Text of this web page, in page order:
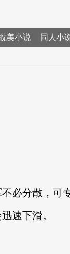
美小说 同人小
必分散，可
速下滑。